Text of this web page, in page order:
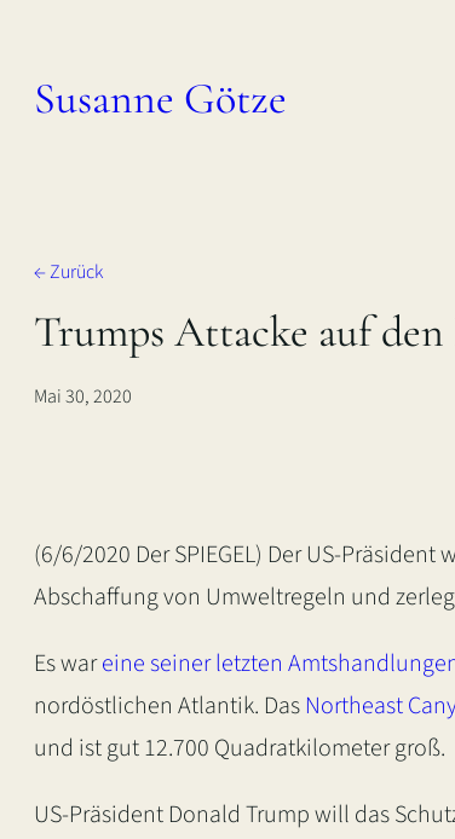
springen
Susanne Götze
← Zurück
Trumps Attacke auf
Mai 30, 2020
(6/6/2020 Der SPIEGEL) Der US-
Abschaffung von Umweltregeln und
Es wareine seiner letzten
nordöstlichen Atlantik. Das Northeast
und ist gut 12.700 Quadratkilometer groß.
US-Präsident Donald Trump will das